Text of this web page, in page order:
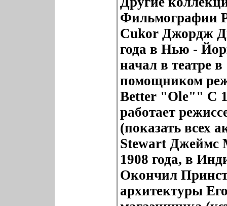
Фильмографии
Cukor Джордж
года в Нью -
начал в театре
помощником
Better "Ole"" С
работает
(показать всех
Stewart Джеймс
1908 года, в
Окончил
архитектуры